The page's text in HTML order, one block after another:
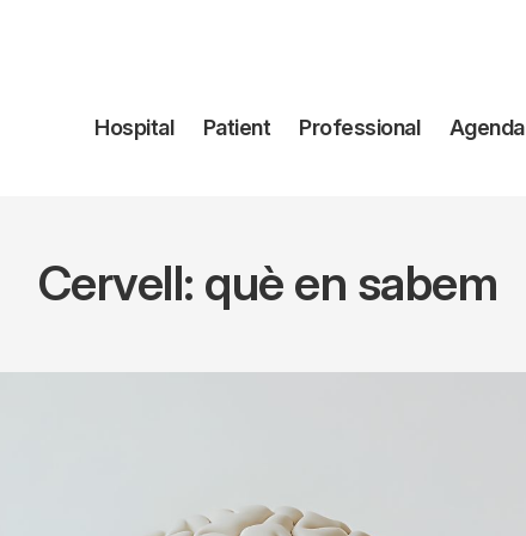
Navegación
Hospital Patient Professional Agenda
Cervell: què en sabem